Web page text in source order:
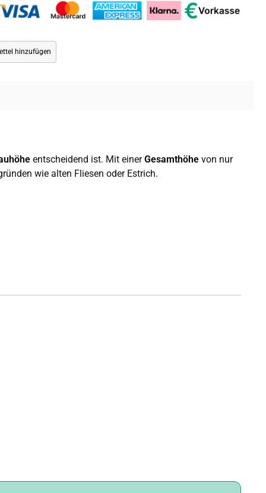
hinzufügen
entscheidend ist. Mit einerGesamthöhe von nur
wie alten Fliesen oder Estrich.